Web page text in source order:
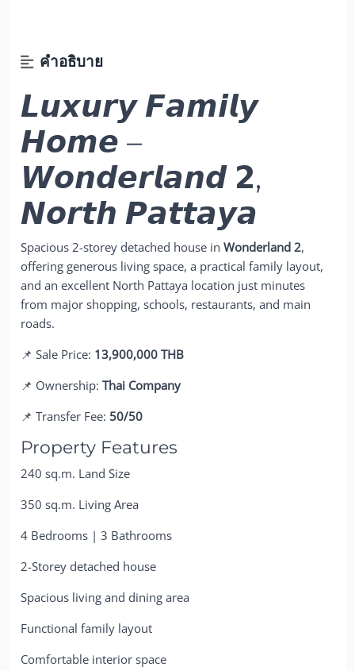
คำอธิบาย
𝙇𝙪𝙭𝙪𝙧𝙮 𝙁𝙖𝙢𝙞𝙡𝙮
𝙃𝙤𝙢𝙚 –
𝙒𝙤𝙣𝙙𝙚𝙧𝙡𝙖𝙣𝙙 𝟮,
𝙉𝙤𝙧𝙩𝙝 𝙋𝙖𝙩𝙩𝙖𝙮𝙖
Spacious 2-storey detached house inWonderland 2,
offering generous living space, a practical family layout,
and an excellent North Pattaya location just minutes
from major shopping, schools, restaurants, and main
roads.
📌 Sale Price: 13,900,000 THB
📌 Ownership:Thai Company
📌 Transfer Fee: 50/50
Property Features
240 sq.m. Land Size
350 sq.m. Living Area
4 Bedrooms | 3 Bathrooms
2-Storey detached house
Spacious living and dining area
Functional family layout
Comfortable interior space